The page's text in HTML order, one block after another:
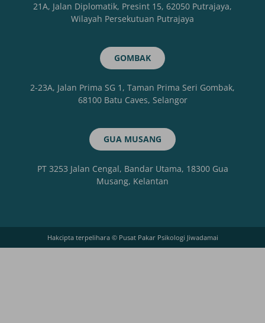
21A, Jalan Diplomatik, Presint 15, 62050 Putrajaya,
Wilayah Persekutuan Putrajaya
GOMBAK
2-23A, Jalan Prima SG 1, Taman Prima Seri Gombak,
68100 Batu Caves, Selangor
GUA MUSANG
PT 3253 Jalan Cengal, Bandar Utama, 18300 Gua
Musang, Kelantan
Hakcipta terpelihara © Pusat Pakar Psikologi Jiwadamai